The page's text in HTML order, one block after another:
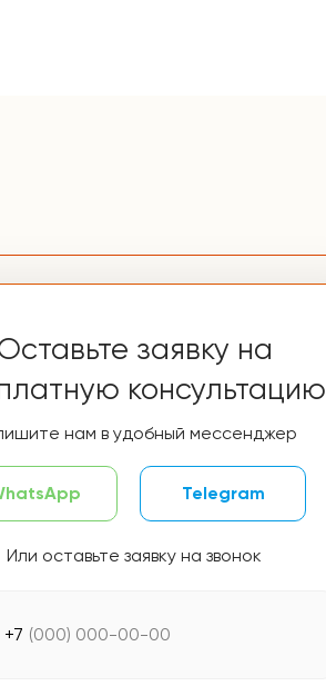
заявку на
консультацию
нам в удобный мессенджер
Telegram
Или оставьте заявку на звонок
+7